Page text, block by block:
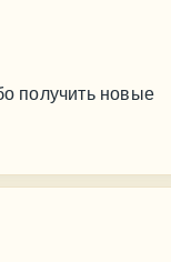
получить новые